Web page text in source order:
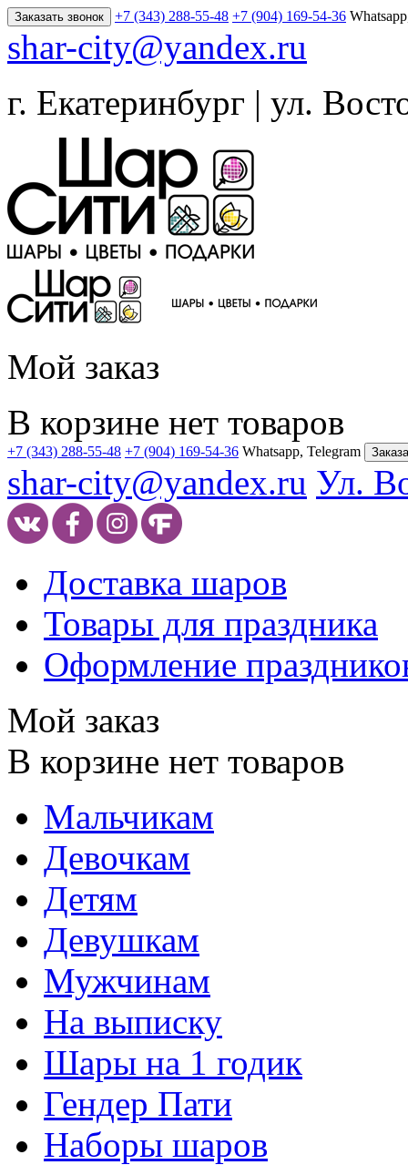
Заказать звонок +7 (343) 288-55-48 +7 (904) 169-54-36
shar-city@yandex.ru
г. Екатеринбург | ул.
Мой заказ
В корзине нет товаров
+7 (343) 288-55-48 +7 (904) 169-54-36 Whatsapp, Telegram
shar-city@yandex.ru Ул.
Доставка шаров
Товары для праздника
Оформление
Мой заказ
В корзине нет товаров
Мальчикам
Девочкам
Детям
Девушкам
Мужчинам
На выписку
Шары на 1 годик
Гендер Пати
Наборы шаров